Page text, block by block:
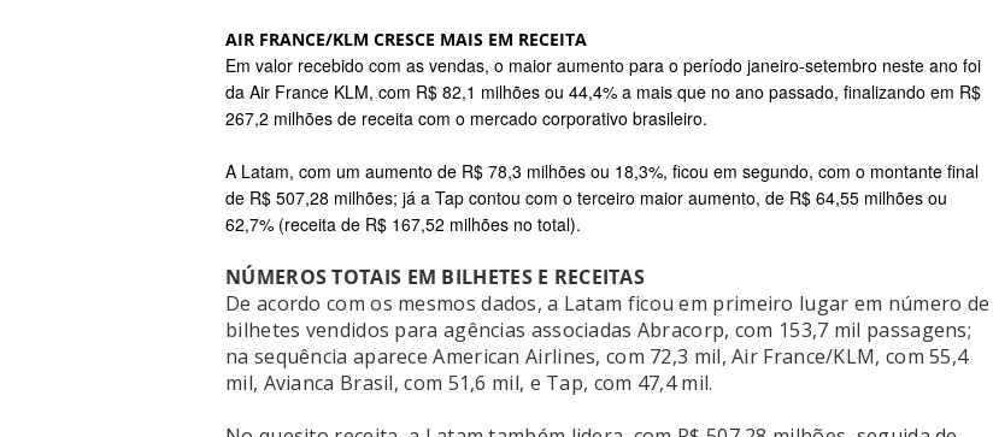
AIR FRANCE/KLM CRESCE MAIS EM RECEITA
Em valor recebido com as vendas, o maior aumento para o período janeiro-setembro neste ano foi
da Air France KLM, com R$ 82,1 milhões ou 44,4% a mais que no ano passado, finalizando em R$
267,2 milhões de receita com o mercado corporativo brasileiro.
A Latam, com um aumento de R$ 78,3 milhões ou 18,3%, ficou em segundo, com o montante final
de R$ 507,28 milhões; já a Tap contou com o terceiro maior aumento, de R$ 64,55 milhões ou
62,7% (receita de R$ 167,52 milhões no total).
NÚMEROS TOTAIS EM BILHETES E RECEITAS
De acordo com os mesmos dados, a Latam ficou em primeiro lugar em número de
bilhetes vendidos para agências associadas Abracorp, com 153,7 mil passagens;
na sequência aparece American Airlines, com 72,3 mil, Air France/KLM, com 55,4
mil, Avianca Brasil, com 51,6 mil, e Tap, com 47,4 mil.